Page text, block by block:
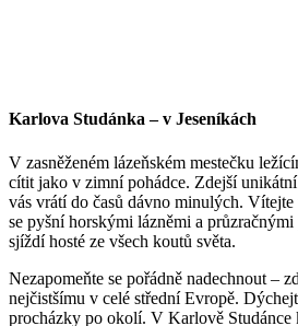
Karlova Studánka – v Jeseníkách
V zasněženém lázeňském mestečku
cítit jako v zimní pohádce. Zdejší
vás vrátí do časů dávno minulých.
se pyšní horskými lázněmi a
sjíždí hosté ze všech koutů světa.
Nezapomeňte se pořádně nadechnout –
nejčistšímu v celé střední Evropě.
procházky po okolí. V Karlově Studánce